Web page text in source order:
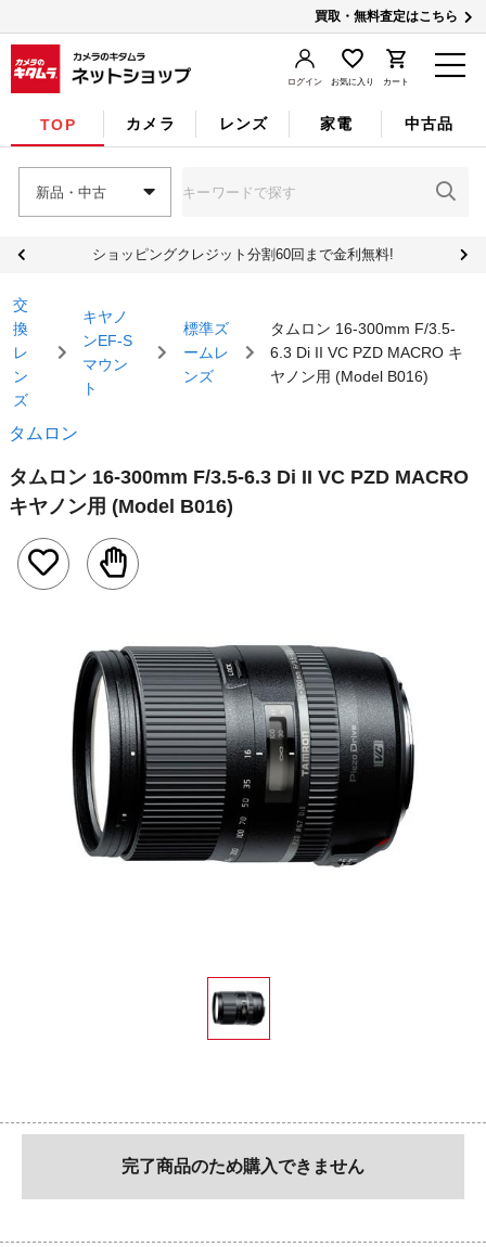
買取・無料査定はこちら
ログイン お気に入り カート
TOP カメラ レンズ 家電 中古品
新品・中古
ショッピングクレジット分割60回まで金利無料!
交
換
レ
ン
ズ
キヤノ
ンEF-S
マウン
ト
標準ズ
ームレ
ンズ
タムロン 16-300mm F/3.5-
6.3 Di II VC PZD MACRO キ
ヤノン用 (Model B016)
タムロン
タムロン 16-300mm F/3.5-6.3 Di II VC PZD MACRO
キヤノン用 (Model B016)
完了商品のため購入できません